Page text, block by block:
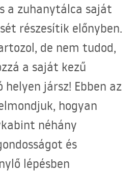
a zuhanytálca saját
részesítik előnyben.
de nem tudod,
a saját kezű
helyen jársz! Ebben az
hogyan
néhány
és
lépésben